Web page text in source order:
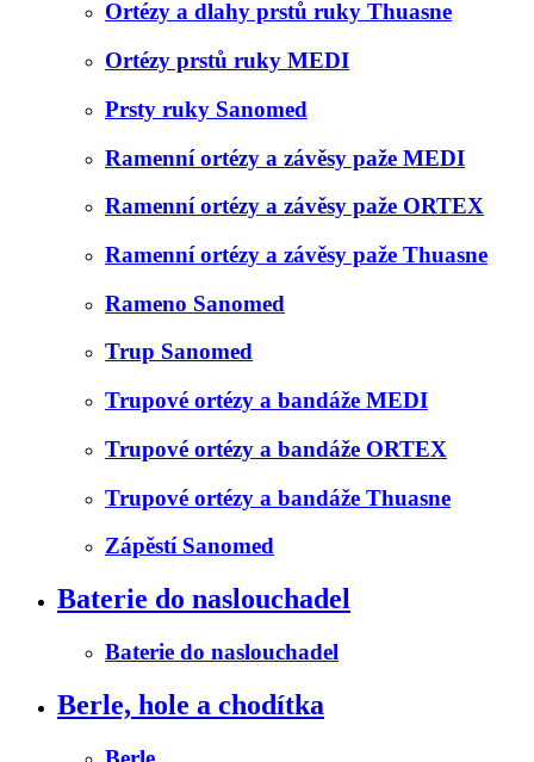
Ortézy a dlahy prstů ruky Thuasne
Ortézy prstů ruky MEDI
Prsty ruky Sanomed
Ramenní ortézy a závěsy paže MEDI
Ramenní ortézy a závěsy paže ORTEX
Ramenní ortézy a závěsy paže Thuasne
Rameno Sanomed
Trup Sanomed
Trupové ortézy a bandáže MEDI
Trupové ortézy a bandáže ORTEX
Trupové ortézy a bandáže Thuasne
Zápěstí Sanomed
Baterie do naslouchadel
Baterie do naslouchadel
Berle, hole a chodítka